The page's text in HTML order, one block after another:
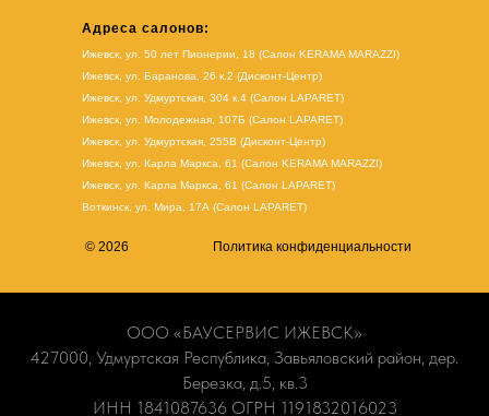
Адреса салонов:
Ижевск, ул. 50 лет Пионерии, 18 (Салон KERAMA MARAZZI)
Ижевск, ул. Баранова, 26 к.2 (Дисконт-Центр)
Ижевск, ул. Удмуртская, 304 к.4 (Салон LAPARET)
Ижевск, ул. Молодежная, 107Б (Салон LAPARET)
Ижевск, ул. Удмуртская, 255В (Дисконт-Центр)
Ижевск, ул. Карла Маркса, 61 (Салон KERAMA MARAZZI)
Ижевск, ул. Карла Маркса, 61 (Салон LAPARET)
Воткинск, ул. Мира, 17А (Салон LAPARET)
© 2026 Политика конфиденциальности
ООО «БАУСЕРВИС ИЖЕВСК»
427000, Удмуртская Республика, Завьяловский район, дер.
Березка, д.5, кв.3
ИНН 1841087636 ОГРН 1191832016023